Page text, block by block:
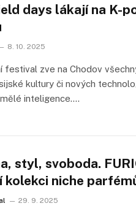
days lákají na K-
8. 10. 2025
festival zve na Chodov
kultury či nových
inteligence.…
styl, svoboda.
kolekci niche
29. 9. 2025